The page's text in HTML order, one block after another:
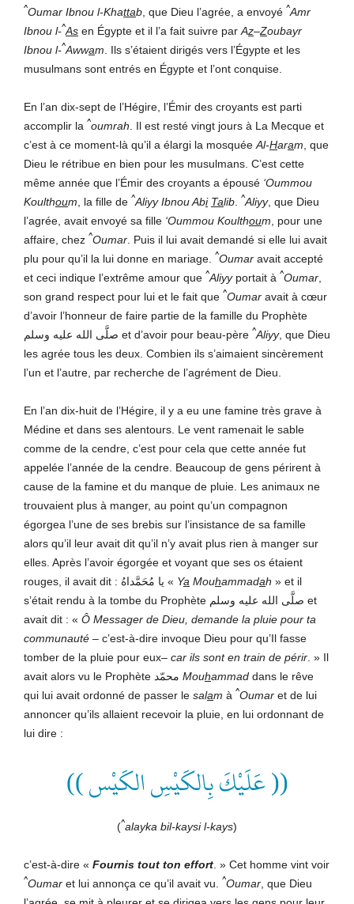
^Oumar Ibnou l-Khattab , que Dieu l’agrée, a envoyé ^Amr
Ibnou l-^As en Égypte et il l’a fait suivre par Az–Zoubayr
Ibnou l-^Awwam . Ils s’étaient dirigés vers l’Égypte et les
musulmans sont entrés en Égypte et l’ont conquise.
En l’an dix-sept de l’Hégire, l’Émir des croyants est parti
accomplir la ^oumrah . Il est resté vingt jours à La Mecque et
c’est à ce moment-là qu’il a élargi la mosquée Al-Haram , que
Dieu le rétribue en bien pour les musulmans. C’est cette
même année que l’Émir des croyants a épousé ‘Oummou
Koulthoum , la fille de ^Aliyy Ibnou Abi Talib ^Aliyy, que Dieu
l’agrée, avait envoyé sa fille ‘Oummou Koulthoum , pour une
affaire, chez ^Oumar . Puis il lui avait demandé si elle lui avait
plu pour qu’il la lui donne en mariage.
^Oumar avait accepté
et ceci indique l’extrême amour que ^Aliyyportait à ^Oumar
son grand respect pour lui et le fait que ^Oumar avait à cœur
d’avoir l’honneur de faire partie de la famille du Prophète
صلَّى الله عليه وسلم et d’avoir pour beau-père ^Aliyy, que Dieu
les agrée tous les deux. Combien ils s’aimaient sincèrement
l’un et l’autre, par recherche de l’agrément de Dieu.
En l’an dix-huit de l’Hégire, il y a eu une famine très grave à
Médine et dans ses alentours. Le vent ramenait le sable
comme de la cendre, c’est pour cela que cette année fut
appelée l’année de la cendre. Beaucoup de gens périrent à
cause de la famine et du manque de pluie. Les animaux ne
trouvaient plus à manger, au point qu’un compagnon
égorgea l’une de ses brebis sur l’insistance de sa famille
alors qu’il leur avait dit qu’il n’y avait plus rien à manger sur
elles. Après l’avoir égorgée et voyant que ses os étaient
rouges, il avait dit : يا مُحَمَّداهُ « Ya Mouhammadah » et il
s’était rendu à la tombe du Prophète صلَّى الله عليه وسلم et
avait dit : « Ô Messager de Dieu, demande la pluie pour ta
communauté – c’est-à-dire invoque Dieu pour qu’Il fasse
tomber de la pluie pour eux– car ils sont en train de périr . » Il
avait alors vu le Prophète محمّد Mouhammad dans le rêve
qui lui avait ordonné de passer le salam à ^Oumar et de lui
annoncer qu’ils allaient recevoir la pluie, en lui ordonnant de
lui dire :
(( عَلَيْكَ بِالكَيْسِ الكَيْس ))
(^alayka bil-kaysi l-kays)
c’est-à-dire « Fournis tout ton effort . » Cet homme vint voir
^Oumar et lui annonça ce qu’il avait vu. ^Oumar , que Dieu